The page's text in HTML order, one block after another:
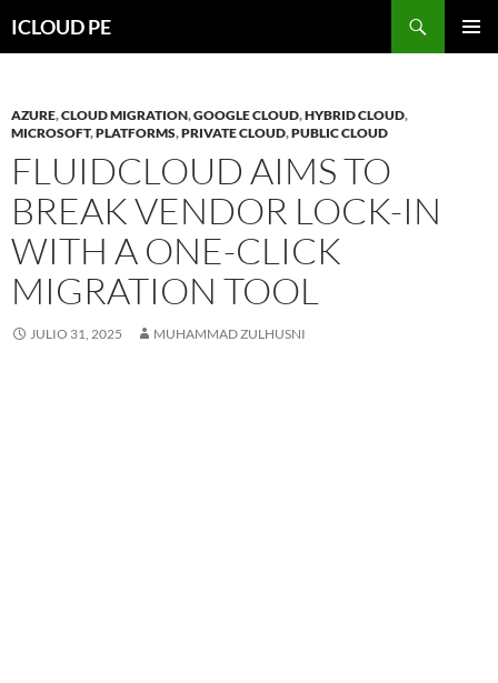
hacia
ICLOUD PE
AZURE,CLOUD MIGRATION,GOOGLE CLOUD,HYBRID CLOUD,
MICROSOFT,PLATFORMS,PRIVATE CLOUD,PUBLIC CLOUD
FLUIDCLOUD AIMS TO
BREAK VENDOR LOCK-IN
WITH A ONE-CLICK
MIGRATION TOOL
JULIO 31, 2025 MUHAMMAD ZULHUSNI